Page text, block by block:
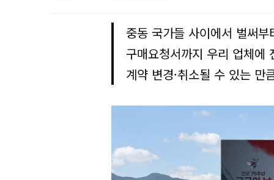
중동 국가들 사이에서 벌써
구매요청서까지 우리 업체에
계약 변경·취소될 수 있는 만